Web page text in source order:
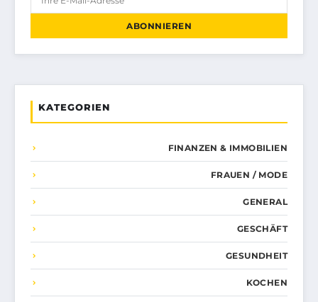
ABONNIEREN
KATEGORIEN
FINANZEN & IMMOBILIEN
FRAUEN / MODE
GENERAL
GESCHÄFT
GESUNDHEIT
KOCHEN